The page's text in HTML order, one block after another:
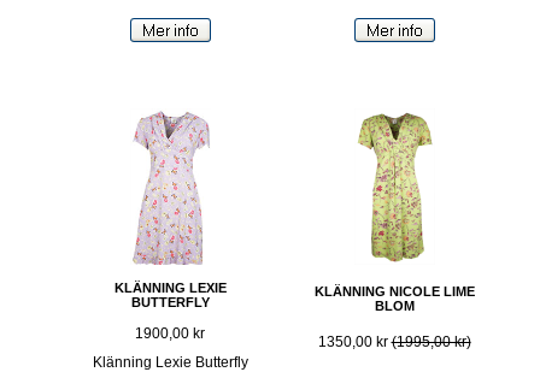
KLÄNNING LEXIE
BUTTERFLY
1900,00 kr
Klänning Lexie Butterfly
KLÄNNING NICOLE LIME
BLOM
1350,00 kr (1995,00 kr)